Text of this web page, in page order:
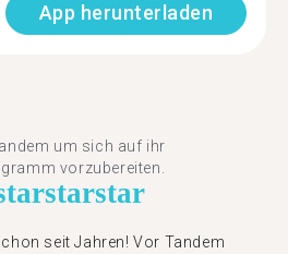
App herunterladen
um sich auf ihr
vorzubereiten.
starstar
seit Jahren! Vor Tandem